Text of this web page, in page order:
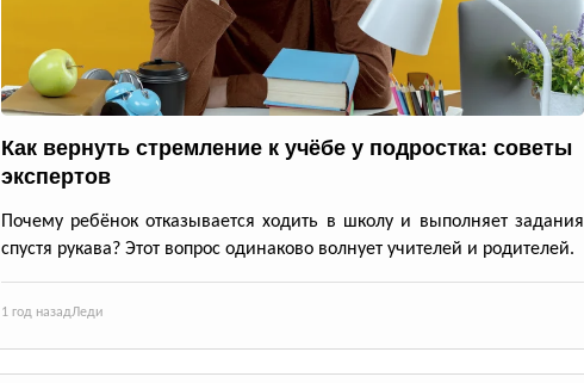
Как вернуть стремление к учёбе у подростка: советы
экспертов
Почему ребёнок отказывается ходить в школу и выполняет задания
спустя рукава? Этот вопрос одинаково волнует учителей и родителей.
1 год назадЛеди